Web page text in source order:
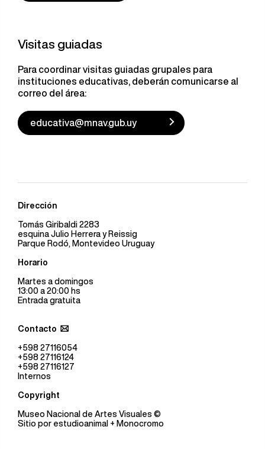
Visitas guiadas
Para coordinar visitas guiadas grupales para
instituciones educativas, deberán comunicarse al
correo del área:
educativa@mnav.gub.uy
Dirección
Tomás Giribaldi 2283
esquina Julio Herrera y Reissig
Parque Rodó, Montevideo Uruguay
Horario
Martes a domingos
13:00 a 20:00 hs
Entrada gratuita
Contacto
+598 27116054
+598 27116124
+598 27116127
Internos
Copyright
Museo Nacional de Artes Visuales ©
Sitio por estudioanimal + Monocromo